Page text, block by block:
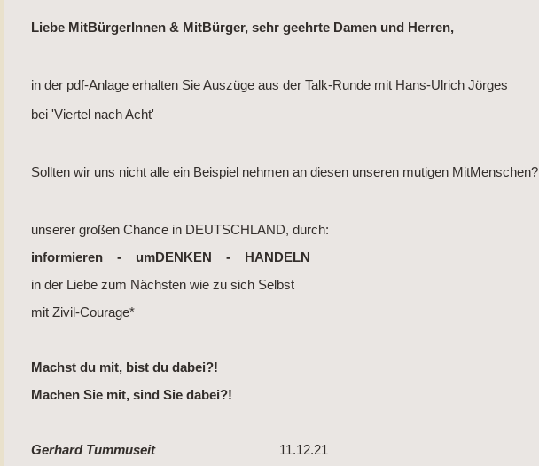
Liebe MitBürgerInnen & MitBürger, sehr geehrte Damen und Herren,
in der pdf-Anlage erhalten Sie Auszüge aus der Talk-Runde mit Hans-Ulrich Jörges
bei 'Viertel nach Acht'
Sollten wir uns nicht alle ein Beispiel nehmen an diesen unseren mutigen MitMenschen?
unserer großen Chance in DEUTSCHLAND, durch:
informieren - umDENKEN - HANDELN
in der Liebe zum Nächsten wie zu sich Selbst
mit Zivil-Courage*
Machst du mit, bist du dabei?!
Machen Sie mit, sind Sie dabei?!
Gerhard Tummuseit11.12.21